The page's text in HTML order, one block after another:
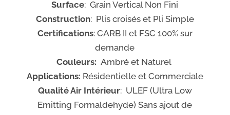
Surface: Grain Vertical Non Fini
Construction: Plis croisés et Pli Simple
Certifications: CARB II et FSC 100% sur
demande
Couleurs: Ambré et Naturel
Applications: Résidentielle et Commerciale
Qualité Air Intérieur: ULEF (Ultra Low
Emitting Formaldehyde) Sans ajout de